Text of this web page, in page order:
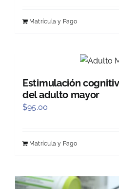
Matrícula y Pago
Estimulación
del adulto mayor
$95.00
Matrícula y Pago